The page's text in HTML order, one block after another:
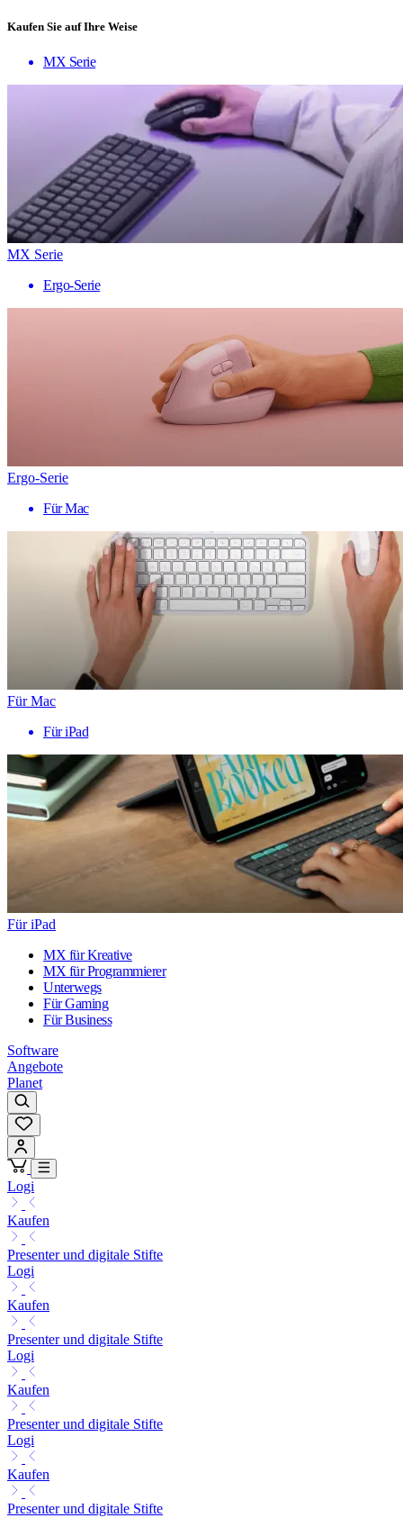
Kaufen Sie auf Ihre Weise
MX Serie
MX Serie
Ergo-Serie
Ergo-Serie
Für Mac
Für Mac
Für iPad
Für iPad
MX für Kreative
MX für Programmierer
Unterwegs
Für Gaming
Für Business
Software
Angebote
Planet
Logi
Kaufen
Presenter und digitale Stifte
Logi
Kaufen
Presenter und digitale Stifte
Logi
Kaufen
Presenter und digitale Stifte
Logi
Kaufen
Presenter und digitale Stifte